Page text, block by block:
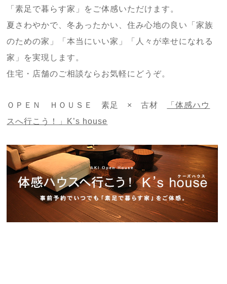
「素足で暮らす家」をご体感いただけます。
夏さわやかで、冬あったかい、住み心地の良い「家族
のための家」「本当にいい家」「人々が幸せになれる
家」を実現します。
住宅・店舗のご相談ならお気軽にどうぞ。
ＯＰＥＮ ＨＯＵＳＥ 素足 × 古材
「体感ハウ
スへ行こう！」K’s house